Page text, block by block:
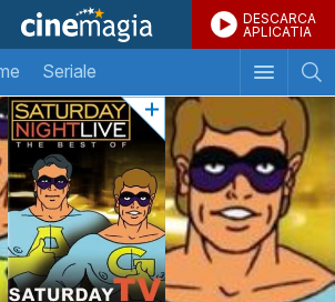
DESCARCA
APLICATIA
Seriale